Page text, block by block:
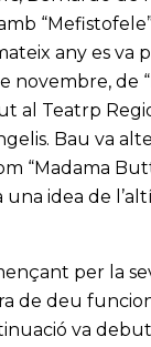
any es va
novembre, de
al Teatrp
Bau va
“Madama
idea de
per la
de deu
va